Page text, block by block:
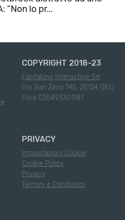
“Non lo pr...
COPYRIGHT 2018-23
Fantaking Interactive Srl
Via San Zeno 145, 25124 (BS)
P.Iva 03549330987
PRIVACY
Impostazioni Cookie
Cookie Policy
Privacy
Termini e Condizioni